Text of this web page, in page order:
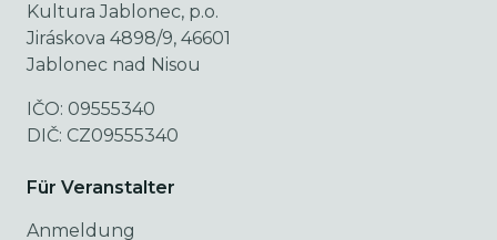
Kultura Jablonec, p.o.
Jiráskova 4898/9, 46601
Jablonec nad Nisou
IČO: 09555340
DIČ: CZ09555340
Für Veranstalter
Anmeldung